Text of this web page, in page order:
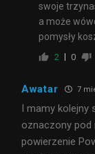
swoje
a może
pomysły
2 0
Awatar 7
I mamy kolejny
oznaczony pod
powierzenie